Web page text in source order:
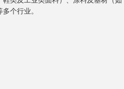
个行业。